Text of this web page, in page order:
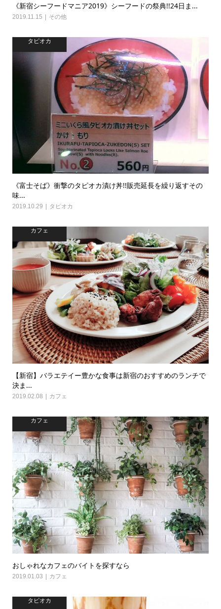
《新宿シーフードマニア2019》シーフードの祭典!!24日ま...
2019.11.15 その他
タピオカ
《富士そば》衝撃のタピオカ漬け丼!!販売延長を繰り返すその
味...
2019.10.29 タピオカ
カフェ
【新宿】バラエテイー豊かな食事は新宿のおすすめのランチで
決ま...
2019.02.08 カフェ
カフェ
おしゃれなカフェのバイトを探すなら
2019.01.03 カフェ
タピオカ